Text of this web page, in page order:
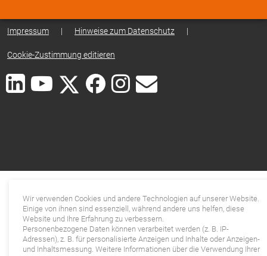
Impressum | Hinweise zum Datenschutz |
Cookie-Zustimmung editieren
Wir verwenden Cookies und andere Technologien auf unserer Website.
Einige von ihnen sind essenziell, während andere uns helfen, diese
Website und Ihre Erfahrung zu verbessern.
Personenbezogene Daten können verarbeitet werden (z. B. IP-
Adressen), z. B. für personalisierte Anzeigen und Inhalte oder Anzeigen-
und Inhaltsmessung. Weitere Informationen über die Verwendung Ihrer